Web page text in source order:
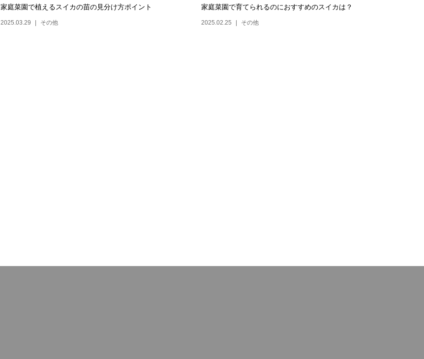
家庭菜園で植えるスイカの苗の見分け方ポイント
2025.03.29 その他
家庭菜園で育てられるのにおすすめのスイカは？
2025.02.25 その他